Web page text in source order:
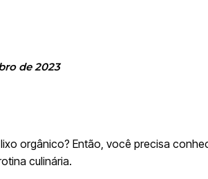
de 2023
orgânico? Então, você precisa
culinária.